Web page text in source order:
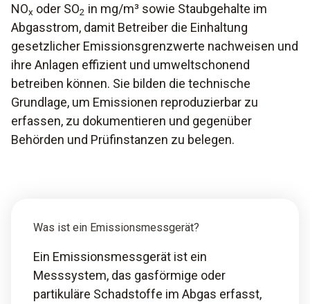
NOx oder SO2 in mg/m³ sowie Staubgehalte im
Abgasstrom, damit Betreiber die Einhaltung
gesetzlicher Emissionsgrenzwerte nachweisen und
ihre Anlagen effizient und umweltschonend
betreiben können. Sie bilden die technische
Grundlage, um Emissionen reproduzierbar zu
erfassen, zu dokumentieren und gegenüber
Behörden und Prüfinstanzen zu belegen.
Was ist ein Emissionsmessgerät?
Ein Emissionsmessgerät ist ein
Messsystem, das gasförmige oder
partikuläre Schadstoffe im Abgas erfasst,